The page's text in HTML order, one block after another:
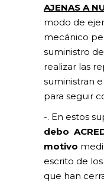
AJENAS A
modo de
mecánico
suministro
realizar las
suministran
para seguir
-. En estos
debo
motivo
escrito de
que han